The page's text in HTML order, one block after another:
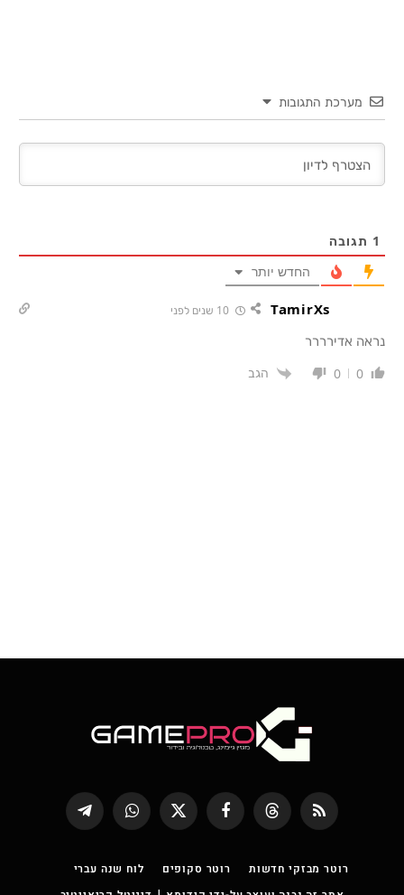
מערכת התגובות
1 תגובה
החדש יותר
TamirXs
נראה אדירררר
0
0 הגב
RSS
Threads פייסבוק
X
(טוויטר)
WhatsApp
Telegram
רוטר מבזקי חדשות רוטר סקופים
לוח שנה עברי